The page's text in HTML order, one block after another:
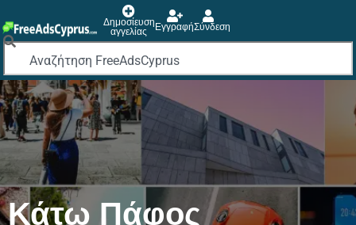
Δημοσίευση
αγγελίας
ΕγγραφήΣύνδεση
Κάτω Πάφος